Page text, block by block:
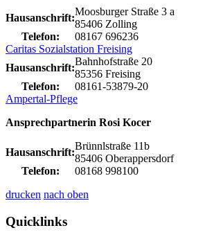
Hausanschrift:
Moosburger Straße 3 a
85406 Zolling
Telefon:
08167 696236
Caritas Sozialstation Freising
Hausanschrift:
Bahnhofstraße 20
85356 Freising
Telefon:
08161-53879-20
Ampertal-Pflege
Ansprechpartnerin Rosi Kocer
Hausanschrift:
Brünnlstraße 11b
85406 Oberappersdorf
Telefon:
08168 998100
drucken nach oben
Quicklinks